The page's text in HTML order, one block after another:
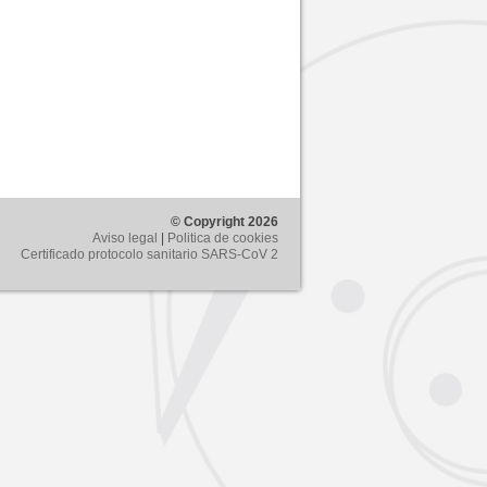
© Copyright 2026
Aviso legal
Politica de cookies
Certificado protocolo sanitario SARS-CoV 2